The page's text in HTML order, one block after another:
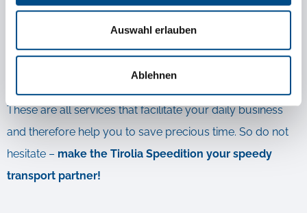
Auswahl erlauben
Ablehnen
A targeted searchto find your personal transport
Evenfaster input optionsfor your enquiries
bonus features
These are all services that facilitate your daily business
and therefore help you to save precious time. So do not
hesitate – make the Tirolia Speedition your speedy
transport partner!